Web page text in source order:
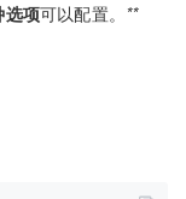
选项可以配置。 **